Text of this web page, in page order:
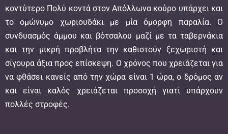
κοντύτερο Πολύ κοντά στον Απόλλωνα κούρο υπάρχει και
το ομώνυμο χωριουδάκι με μία όμορφη παραλία. Ο
συνδυασμός άμμου και βότσαλου μαζί με τα ταβερνάκια
και την μικρή προβλήτα την καθιστούν ξεχωριστή και
σίγουρα άξια προς επίσκεψη. Ο χρόνος που χρειάζεται για
να φθάσει κανείς από την χώρα είναι 1 ώρα, ο δρόμος αν
και είναι καλός χρειάζεται προσοχή γιατί υπάρχουν
πολλές στροφές.